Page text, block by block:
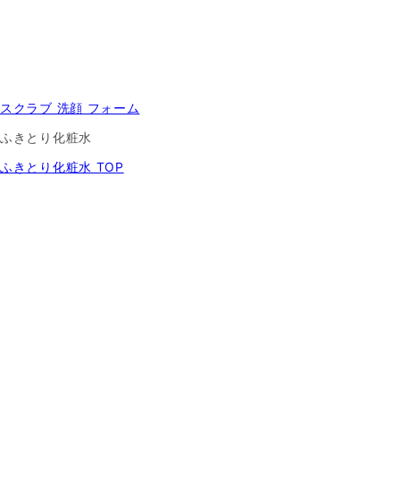
スクラブ 洗顔 フォーム
ふきとり化粧水
ふきとり化粧水 TOP